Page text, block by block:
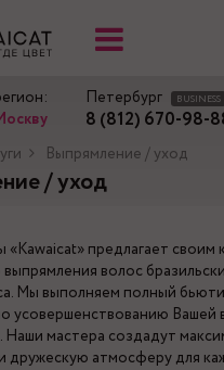
Петербург BUSINESS
8 (812) 670-98-
Выпрямление / уход
/ уход
«Kawaicat» предлагает своим
волос
Мы выполняем полный
усовершенствованию Вашей
мастера создадут
атмосферу для